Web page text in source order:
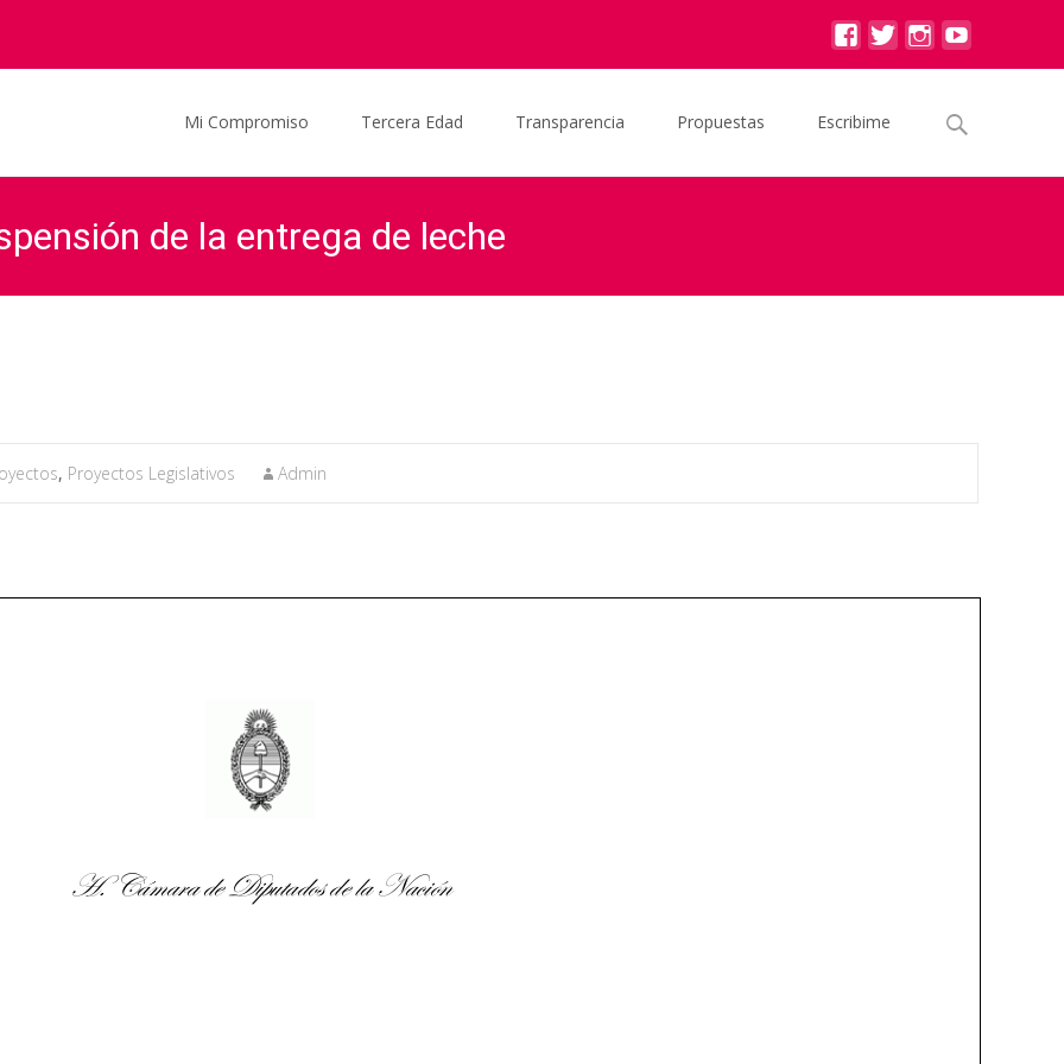
Mi Compromiso
Tercera Edad Transparencia Propuestas Escribime
Buscar
de la entrega de leche
, Proyectos Legislativos Admin